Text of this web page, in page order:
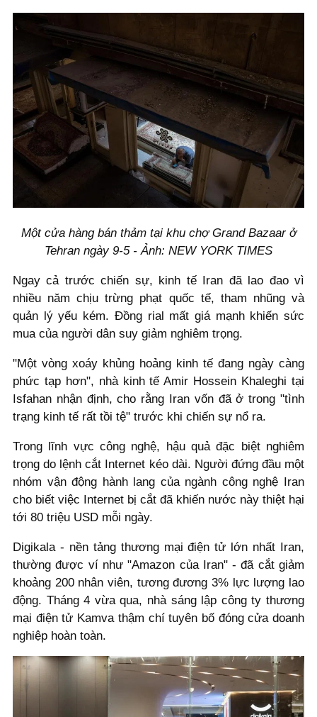
Một cửa hàng bán thảm tại khu chợ Grand Bazaar ở
Tehran ngày 9-5 - Ảnh: NEW YORK TIMES
Ngay cả trước chiến sự, kinh tế Iran đã lao đao vì
nhiều năm chịu trừng phạt quốc tế, tham nhũng và
quản lý yếu kém. Đồng rial mất giá mạnh khiến sức
mua của người dân suy giảm nghiêm trọng.
"Một vòng xoáy khủng hoảng kinh tế đang ngày càng
phức tạp hơn", nhà kinh tế Amir Hossein Khaleghi tại
Isfahan nhận định, cho rằng Iran vốn đã ở trong "tình
trạng kinh tế rất tồi tệ" trước khi chiến sự nổ ra.
Trong lĩnh vực công nghệ, hậu quả đặc biệt nghiêm
trọng do lệnh cắt Internet kéo dài. Người đứng đầu một
nhóm vận động hành lang của ngành công nghệ Iran
cho biết việc Internet bị cắt đã khiến nước này thiệt hại
tới 80 triệu USD mỗi ngày.
Digikala - nền tảng thương mại điện tử lớn nhất Iran,
thường được ví như "Amazon của Iran" - đã cắt giảm
khoảng 200 nhân viên, tương đương 3% lực lượng lao
động. Tháng 4 vừa qua, nhà sáng lập công ty thương
mại điện tử Kamva thậm chí tuyên bố đóng cửa doanh
nghiệp hoàn toàn.